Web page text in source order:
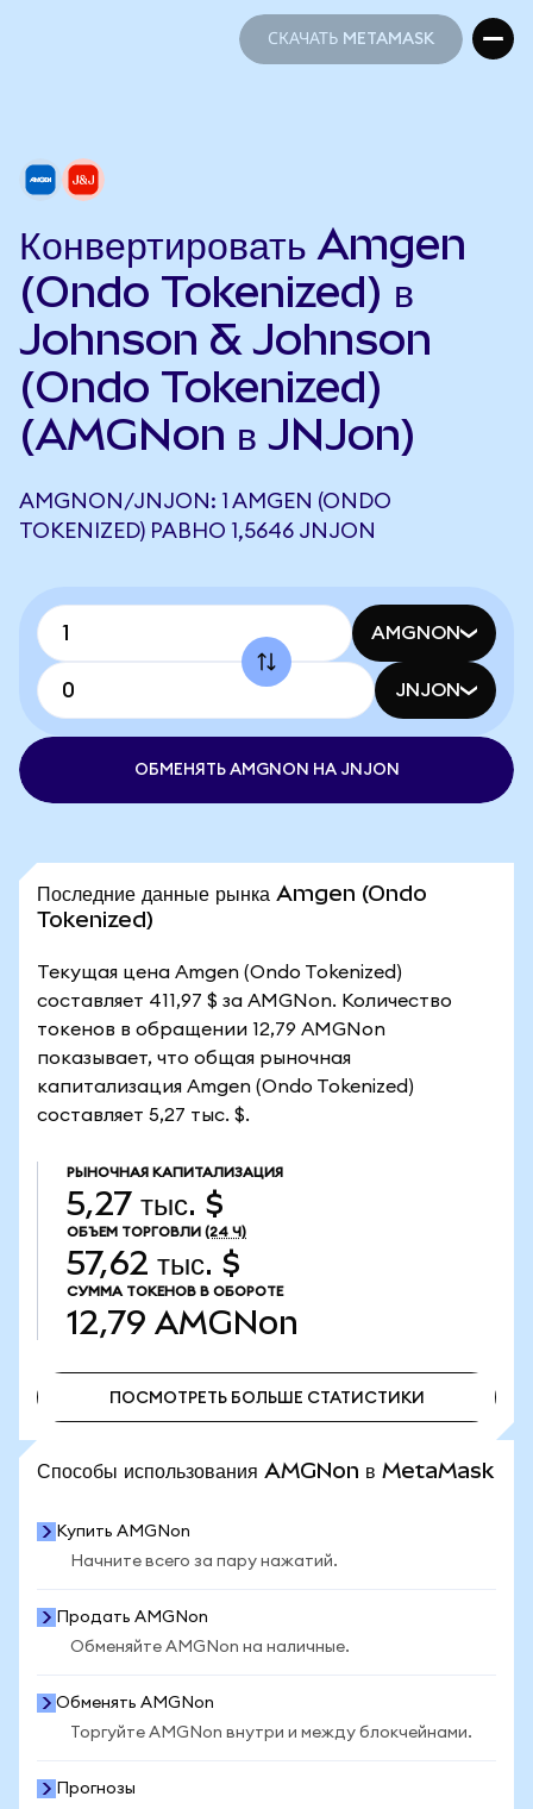
СКАЧАТЬ METAMASK
Конвертировать Amgen
(Ondo Tokenized) в
Johnson & Johnson
(Ondo Tokenized)
(AMGNon в JNJon)
AMGNON/JNJON: 1 AMGEN (ONDO
TOKENIZED) РАВНО 1,5646 JNJON
AMGNON
JNJON
ОБМЕНЯТЬ AMGNON НА JNJON
Последние данные рынка Amgen (Ondo
Tokenized)
Текущая цена Amgen (Ondo Tokenized)
составляет 411,97 $ за AMGNon. Количество
токенов в обращении 12,79 AMGNon
показывает, что общая рыночная
капитализация Amgen (Ondo Tokenized)
составляет 5,27 тыс. $.
РЫНОЧНАЯ КАПИТАЛИЗАЦИЯ
5,27 тыс. $
ОБЪЕМ ТОРГОВЛИ (24 Ч)
57,62 тыс. $
СУММА ТОКЕНОВ В ОБОРОТЕ
12,79 AMGNon
ПОСМОТРЕТЬ БОЛЬШЕ СТАТИСТИКИ
Способы использования AMGNon в MetaMask
Купить AMGNon
Начните всего за пару нажатий.
Продать AMGNon
Обменяйте AMGNon на наличные.
Обменять AMGNon
Торгуйте AMGNon внутри и между блокчейнами.
Прогнозы